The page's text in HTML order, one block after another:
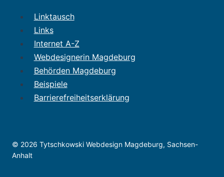
Linktausch
Links
Internet A-Z
Webdesignerin Magdeburg
Behörden Magdeburg
Beispiele
Barrierefreiheitserklärung
© 2026 Tytschkowski Webdesign Magdeburg, Sachsen-
Anhalt